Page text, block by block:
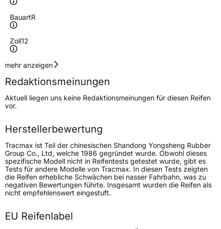
BauartR
Zoll12
Geschwindigkeitsindex
Lastindex 73
Generelle Merkmale
FahrzeugtypPKW
VerwendungGanzjahresreifen
ModellnameX Privilo AS Trac Saver
FahrzeugartPKW & SUV
mehr anzeigen
Redaktionsmeinungen
Aktuell liegen uns keine Redaktionsmeinungen für diesen Reifen
vor.
Herstellerbewertung
Tracmax ist Teil der chinesischen Shandong Yongsheng Rubber
Group Co., Ltd, welche 1986 gegründet wurde. Obwohl dieses
spezifische Modell nicht in Reifentests getestet wurde, gibt es
Tests für andere Modelle von Tracmax. In diesen Tests zeigten
die Reifen erhebliche Schwächen bei nasser Fahrbahn, was zu
negativen Bewertungen führte. Insgesamt wurden die Reifen als
nicht empfehlenswert eingestuft.
EU Reifenlabel